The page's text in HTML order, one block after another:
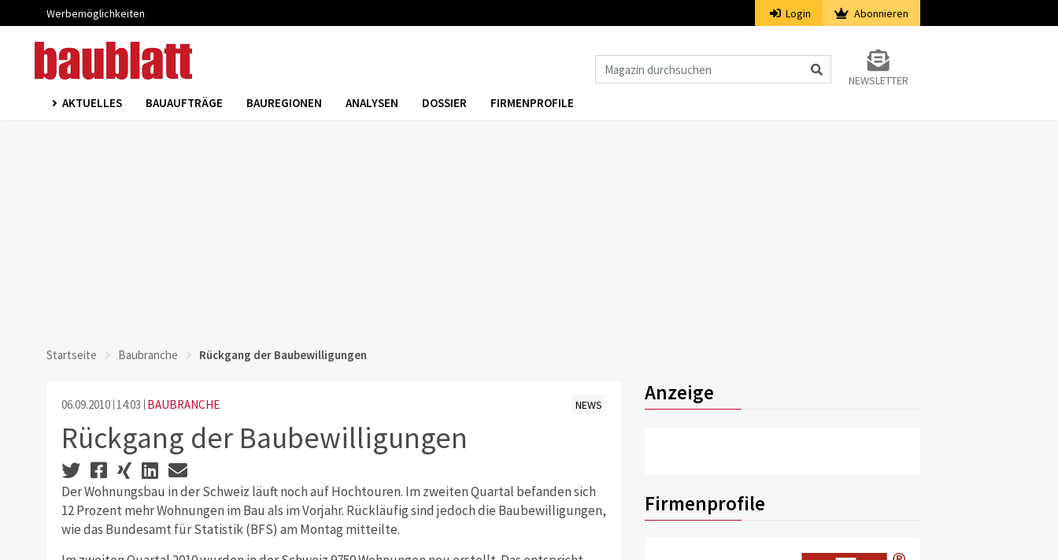
Werbemöglichkeiten Login Abonnieren
NEWSLETTER
AKTUELLES BAUAUFTRÄGE BAUREGIONEN ANALYSEN DOSSIER FIRMENPROFILE
Startseite Baubranche Rückgang der Baubewilligungen
06.09.2010 14:03 BAUBRANCHE NEWS
Rückgang der Baubewilligungen
Der Wohnungsbau in der Schweiz läuft noch auf Hochtouren. Im zweiten Quartal befanden sich
12 Prozent mehr Wohnungen im Bau als im Vorjahr. Rückläufig sind jedoch die Baubewilligungen,
wie das Bundesamt für Statistik (BFS) am Montag mitteilte.
Anzeige
Firmenprofile